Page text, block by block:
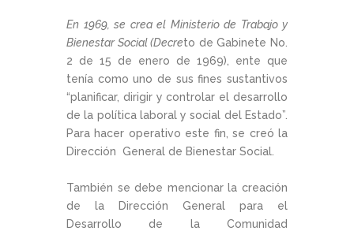
En 1969, se crea el Ministerio de Trabajo y
Bienestar Social (Decreto de Gabinete No.
2 de 15 de enero de 1969), ente que
tenía como uno de sus fines sustantivos
“planificar, dirigir y controlar el desarrollo
de la política laboral y social del Estado”.
Para hacer operativo este fin, se creó la
Dirección General de Bienestar Social.
También se debe mencionar la creación
de la Dirección General para el
Desarrollo de la Comunidad